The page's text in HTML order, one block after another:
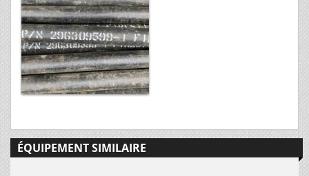
ÉQUIPEMENT SIMILAIRE